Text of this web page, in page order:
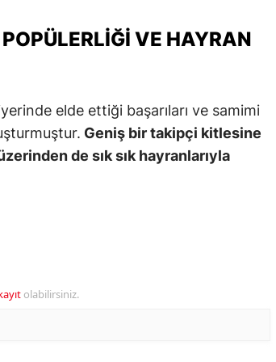
VE HAYRAN
elde ettiği başarıları ve samimi
Geniş bir takipçi kitlesine
de sık sık hayranlarıyla
olabilirsiniz.